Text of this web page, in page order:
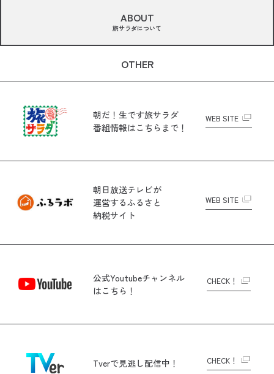
ABOUT
旅サラダについて
OTHER
朝だ！生です旅サラダ
番組情報はこちらまで！
WEB SITE
朝日放送テレビが
運営するふるさと
納税サイト
WEB SITE
公式Youtubeチャンネル
はこちら！
CHECK！
Tverで見逃し配信中！ CHECK！